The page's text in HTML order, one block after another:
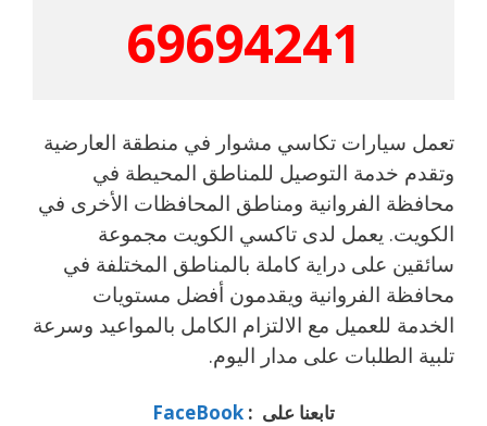
69694241
تعمل سيارات تكاسي مشوار في منطقة العارضية
وتقدم خدمة التوصيل للمناطق المحيطة في
محافظة الفروانية ومناطق المحافظات الأخرى في
الكويت. يعمل لدى تاكسي الكويت مجموعة
سائقين على دراية كاملة بالمناطق المختلفة في
محافظة الفروانية ويقدمون أفضل مستويات
الخدمة للعميل مع الالتزام الكامل بالمواعيد وسرعة
تلبية الطلبات على مدار اليوم.
تابعنا على : FaceBook